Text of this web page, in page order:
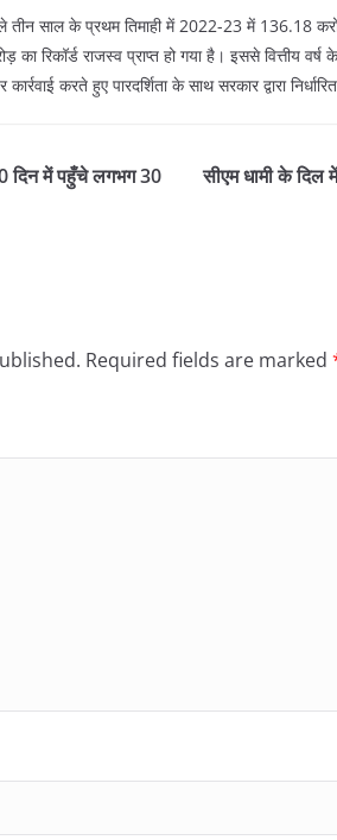
तीन साल के प्रथम तिमाही में 2022-23 में 136.18
का रिकॉर्ड राजस्व प्राप्त हो गया है। इससे वित्तीय
करते हुए पारदर्शिता के साथ सरकार द्वारा
दिन में पहुँचे लगभग 30
सीएम धामी के दिल
Required fields are marked